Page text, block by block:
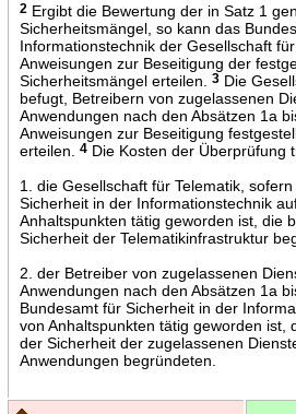
2Ergibt die Bewertung der in Satz 1
Sicherheitsmängel, so kann das
Informationstechnik der Gesellschaft
Anweisungen zur Beseitigung der
Sicherheitsmängel erteilen.
3Die
befugt, Betreibern von zugelassenen
Anwendungen nach den Absätzen 1a
Anweisungen zur Beseitigung
erteilen.
4Die Kosten der Überprüfung
1. die Gesellschaft für Telematik,
Sicherheit in der Informationstechnik
Anhaltspunkten tätig geworden ist, die
Sicherheit der Telematikinfrastruktur
2. der Betreiber von zugelassenen
Anwendungen nach den Absätzen 1a
Bundesamt für Sicherheit in der
von Anhaltspunkten tätig geworden ist,
der Sicherheit der zugelassenen
Anwendungen begründeten.